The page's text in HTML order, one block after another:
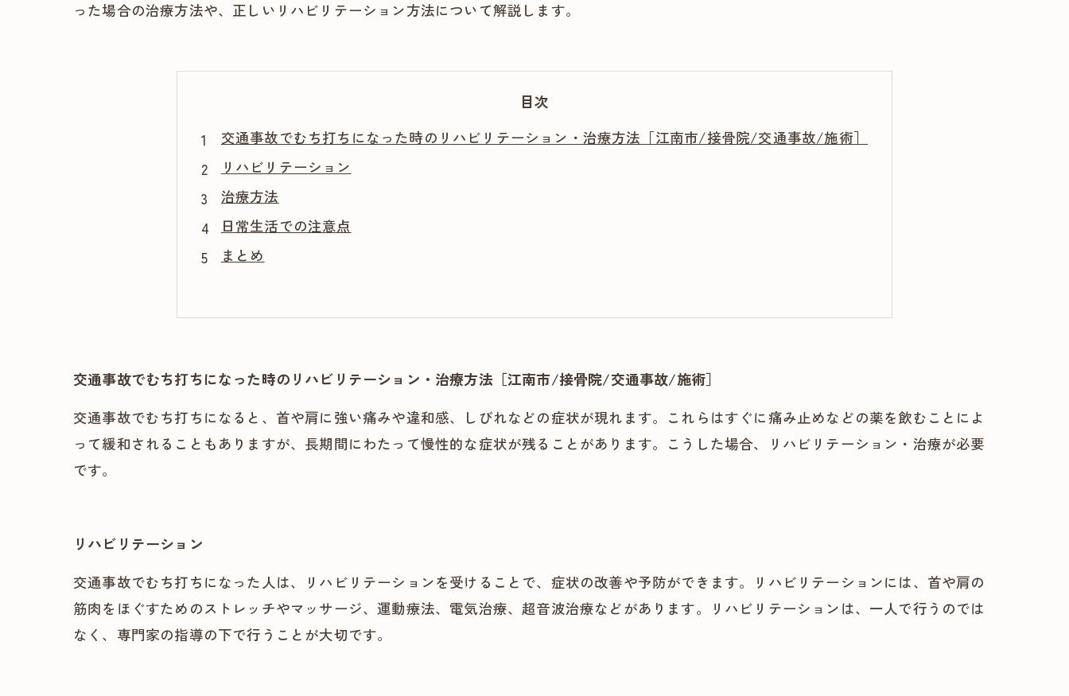
った場合の治療方法や、正しいリハビリテーション方法について解説します。
目次
交通事故でむち打ちになった時のリハビリテーション・治療方法［江南市/接骨院/交通事故/施術］
リハビリテーション
治療方法
日常生活での注意点
まとめ
交通事故でむち打ちになった時のリハビリテーション・治療方法［江南市/接骨院/交通事故/施術］
交通事故でむち打ちになると、首や肩に強い痛みや違和感、しびれなどの症状が現れます。これらはすぐに痛み止めなどの薬を飲むことによ
って緩和されることもありますが、長期間にわたって慢性的な症状が残ることがあります。こうした場合、リハビリテーション・治療が必要
です。
リハビリテーション
交通事故でむち打ちになった人は、リハビリテーションを受けることで、症状の改善や予防ができます。リハビリテーションには、首や肩の
筋肉をほぐすためのストレッチやマッサージ、運動療法、電気治療、超音波治療などがあります。リハビリテーションは、一人で行うのでは
なく、専門家の指導の下で行うことが大切です。